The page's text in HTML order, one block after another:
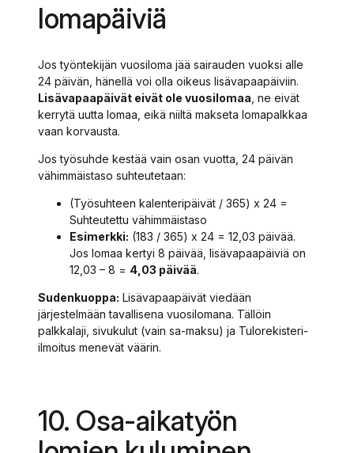
lomapäiviä
Jos työntekijän vuosiloma jää sairauden vuoksi alle
24 päivän, hänellä voi olla oikeus lisävapaapäiviin.
Lisävapaapäivät eivät ole vuosilomaa , ne eivät
kerrytä uutta lomaa, eikä niiltä makseta lomapalkkaa
vaan korvausta.
Jos työsuhde kestää vain osan vuotta, 24 päivän
vähimmäistaso suhteutetaan:
(Työsuhteen kalenteripäivät / 365) x 24 =
Suhteutettu vähimmäistaso
Esimerkki: (183 / 365) x 24 = 12,03 päivää.
Jos lomaa kertyi 8 päivää, lisävapaapäiviä on
12,03 – 8 = 4,03 päivää.
Sudenkuoppa: Lisävapaapäivät viedään
järjestelmään tavallisena vuosilomana. Tällöin
palkkalaji, sivukulut (vain sa-maksu) ja Tulorekisteri-
ilmoitus menevät väärin.
10. Osa-aikatyön